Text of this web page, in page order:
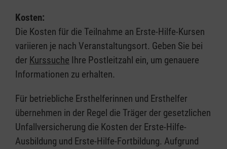
Kosten:
Die Kosten für die Teilnahme an Erste-Hilfe-Kursen
variieren je nach Veranstaltungsort. Geben Sie bei
der Kurssuche Ihre Postleitzahl ein, um genauere
Informationen zu erhalten.
Für betriebliche Ersthelferinnen und Ersthelfer
übernehmen in der Regel die Träger der gesetzlichen
Unfallversicherung die Kosten der Erste-Hilfe-
Ausbildung und Erste-Hilfe-Fortbildung. Aufgrund